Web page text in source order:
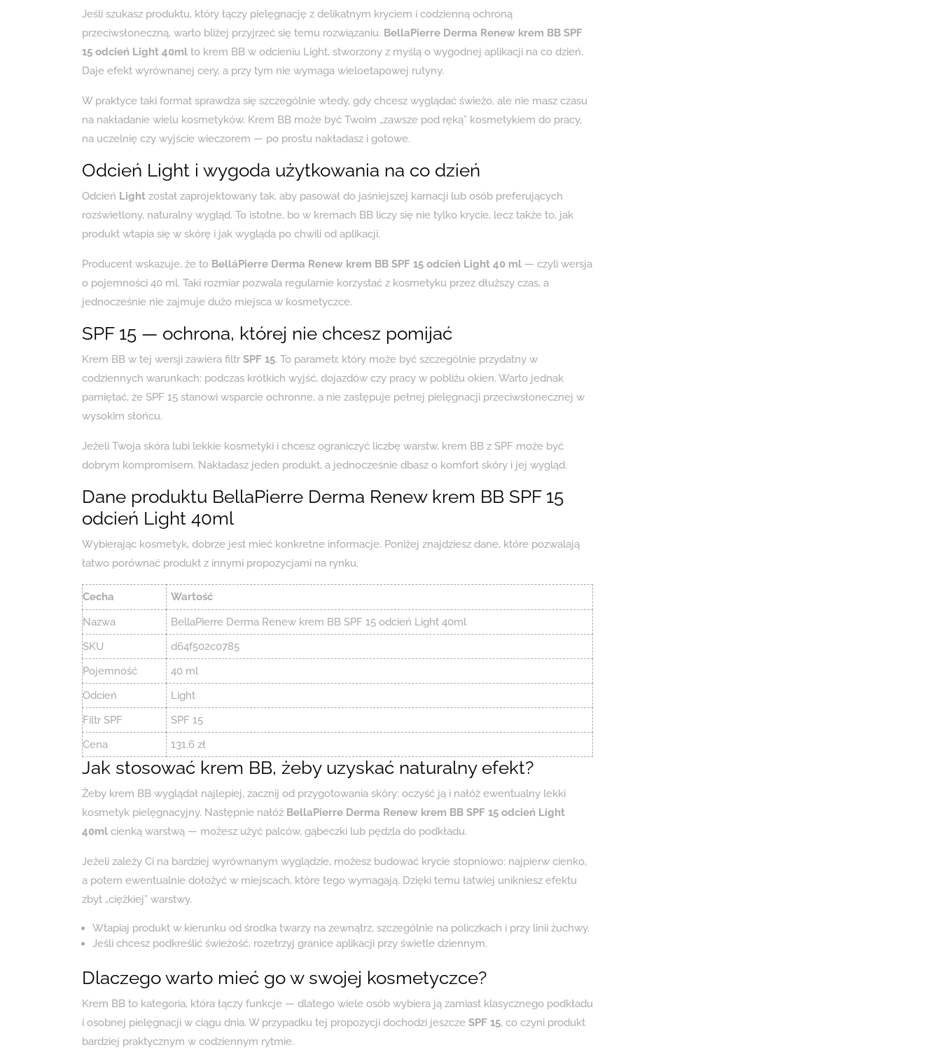
Jeśli szukasz produktu, który łączy pielęgnację z delikatnym kryciem i codzienną ochroną
przeciwsłoneczną, warto bliżej przyjrzeć się temu rozwiązaniu. BellaPierre Derma Renew krem BB SPF
15 odcień Light 40ml to krem BB w odcieniu Light, stworzony z myślą o wygodnej aplikacji na co dzień.
Daje efekt wyrównanej cery, a przy tym nie wymaga wieloetapowej rutyny.
W praktyce taki format sprawdza się szczególnie wtedy, gdy chcesz wyglądać świeżo, ale nie masz czasu
na nakładanie wielu kosmetyków. Krem BB może być Twoim „zawsze pod ręką” kosmetykiem do pracy,
na uczelnię czy wyjście wieczorem — po prostu nakładasz i gotowe.
Odcień Light i wygoda użytkowania na co dzień
Odcień Light został zaprojektowany tak, aby pasował do jaśniejszej karnacji lub osób preferujących
rozświetlony, naturalny wygląd. To istotne, bo w kremach BB liczy się nie tylko krycie, lecz także to, jak
produkt wtapia się w skórę i jak wygląda po chwili od aplikacji.
Producent wskazuje, że to BelláPierre Derma Renew krem BB SPF 15 odcień Light 40 ml — czyli wersja
o pojemności 40 ml. Taki rozmiar pozwala regularnie korzystać z kosmetyku przez dłuższy czas, a
jednocześnie nie zajmuje dużo miejsca w kosmetyczce.
SPF 15 — ochrona, której nie chcesz pomijać
Krem BB w tej wersji zawiera filtr SPF 15. To parametr, który może być szczególnie przydatny w
codziennych warunkach: podczas krótkich wyjść, dojazdów czy pracy w pobliżu okien. Warto jednak
pamiętać, że SPF 15 stanowi wsparcie ochronne, a nie zastępuje pełnej pielęgnacji przeciwsłonecznej w
wysokim słońcu.
Jeżeli Twoja skóra lubi lekkie kosmetyki i chcesz ograniczyć liczbę warstw, krem BB z SPF może być
dobrym kompromisem. Nakładasz jeden produkt, a jednocześnie dbasz o komfort skóry i jej wygląd.
Dane produktu BellaPierre Derma Renew krem BB SPF 15
odcień Light 40ml
Wybierając kosmetyk, dobrze jest mieć konkretne informacje. Poniżej znajdziesz dane, które pozwalają
łatwo porównać produkt z innymi propozycjami na rynku.
Cecha
Wartość
Nazwa
BellaPierre Derma Renew krem BB SPF 15 odcień Light 40ml
SKU
d64f502c0785
Pojemność
40 ml
Odcień
Light
Filtr SPF
SPF 15
Cena
131.6 zł
Jak stosować krem BB, żeby uzyskać naturalny efekt?
Żeby krem BB wyglądał najlepiej, zacznij od przygotowania skóry: oczyść ją i nałóż ewentualny lekki
kosmetyk pielęgnacyjny. Następnie nałóż BellaPierre Derma Renew krem BB SPF 15 odcień Light
40ml cienką warstwą — możesz użyć palców, gąbeczki lub pędzla do podkładu.
Jeżeli zależy Ci na bardziej wyrównanym wyglądzie, możesz budować krycie stopniowo: najpierw cienko,
a potem ewentualnie dołożyć w miejscach, które tego wymagają. Dzięki temu łatwiej unikniesz efektu
zbyt „ciężkiej” warstwy.
Wtapiaj produkt w kierunku od środka twarzy na zewnątrz, szczególnie na policzkach i przy linii żuchwy.
Jeśli chcesz podkreślić świeżość, rozetrzyj granice aplikacji przy świetle dziennym.
Dlaczego warto mieć go w swojej kosmetyczce?
Krem BB to kategoria, która łączy funkcje — dlatego wiele osób wybiera ją zamiast klasycznego podkładu
i osobnej pielęgnacji w ciągu dnia. W przypadku tej propozycji dochodzi jeszcze SPF 15, co czyni produkt
bardziej praktycznym w codziennym rytmie.